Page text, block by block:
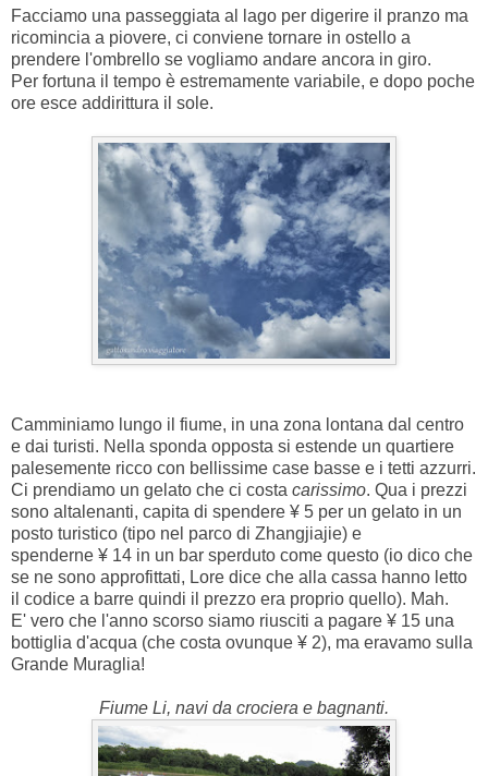
Facciamo una passeggiata al lago per digerire il pranzo ma
ricomincia a piovere, ci conviene tornare in ostello a
prendere l'ombrello se vogliamo andare ancora in giro.
Per fortuna il tempo è estremamente variabile, e dopo poche
ore esce addirittura il sole.
Camminiamo lungo il fiume, in una zona lontana dal centro
e dai turisti. Nella sponda opposta si estende un quartiere
palesemente ricco con bellissime case basse e i tetti azzurri.
Ci prendiamo un gelato che ci costa carissimo. Qua i prezzi
sono altalenanti, capita di spendere ¥ 5 per un gelato in un
posto turistico (tipo nel parco di Zhangjiajie) e
spenderne ¥ 14 in un bar sperduto come questo (io dico che
se ne sono approfittati, Lore dice che alla cassa hanno letto
il codice a barre quindi il prezzo era proprio quello). Mah.
E' vero che l'anno scorso siamo riusciti a pagare ¥ 15 una
bottiglia d'acqua (che costa ovunque ¥ 2), ma eravamo sulla
Grande Muraglia!
Fiume Li, navi da crociera e bagnanti.